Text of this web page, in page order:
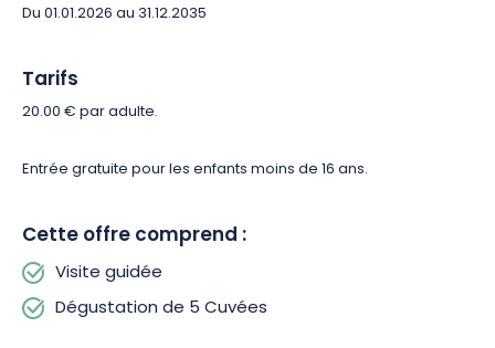
Après la visite guidée, les fruits de ce travail vous seront
conviviale. À l’honneur, 5 cuvées de champagne signées par
la Maison Philippe Fourrier, à déguster dans les règles de l’art
et commentées par un expert. De quoi éveiller vos sens, tout
Du 01.01.2026 au 31.12.2035
Tarifs
20.00 € par adulte.
Entrée gratuite pour les enfants moins de 16 ans.
Cette offre comprend :
Visite guidée
Dégustation de 5 Cuvées